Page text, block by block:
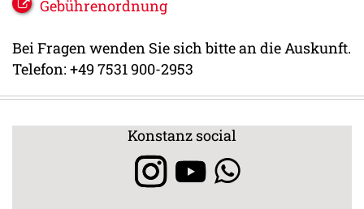
Gebührenordnung
Bei Fragen wenden Sie sich bitte an die Auskunft.
Telefon: +49 7531 900-2953
Konstanz social